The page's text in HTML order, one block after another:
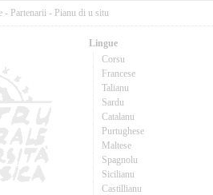
- Partenarii - Pianu di u situ
Lingue
Corsu
Francese
Talianu
Sardu
Catalanu
Purtughese
Maltese
Spagnolu
Sicilianu
Castillianu